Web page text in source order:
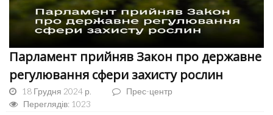
Парламент прийняв Закон про державне
регулювання сфери захисту рослин
18 Грудня 2024 р.
Прес-центр
Переглядів: 1023